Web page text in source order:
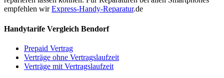
empfehlen wirExpress-Handy-Reparatur.de
Handytarife Vergleich Bendorf
Prepaid Vertrag
Verträge ohne Vertragslaufzeit
Verträge mit Vertragslaufzeit